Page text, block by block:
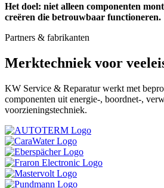
Het doel: niet alleen componenten
creëren die betrouwbaar functioneren.
Partners & fabrikanten
Merktechniek voor
KW Service & Reparatur werkt met
componenten uit energie-, boordnet-,
voorzieningstechniek.